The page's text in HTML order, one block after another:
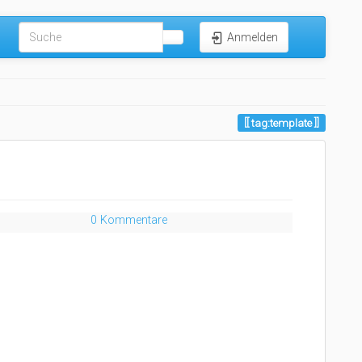
Anmelden
tag:template
0 Kommentare